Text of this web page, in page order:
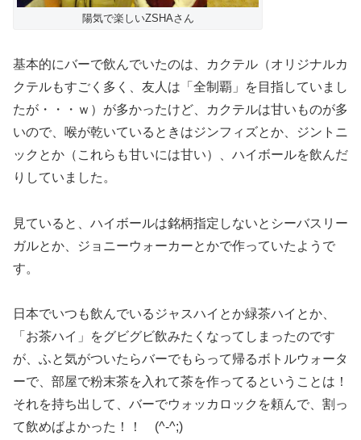
陽気で楽しいZSHAさん
基本的にバーで飲んでいたのは、カクテル（オリジナルカ
クテルもすごく多く、友人は「全制覇」を目指していまし
たが・・・ｗ）が多かったけど、カクテルは甘いものが多
いので、喉が乾いているときはジンフィズとか、ジントニ
ックとか（これらも甘いには甘い）、ハイボールを飲んだ
りしていました。
見ていると、ハイボールは銘柄指定しないとシーバスリー
ガルとか、ジョニーウォーカーとかで作っていたようで
す。
日本でいつも飲んでいるジャスハイとか緑茶ハイとか、
「お茶ハイ」をグビグビ飲みたくなってしまったのです
が、ふと気がついたらバーでもらって帰るボトルウォータ
ーで、部屋で粉末茶を入れて茶を作ってるということは！
それを持ち出して、バーでウォッカロックを頼んで、割っ
て飲めばよかった！！ (^-^;)